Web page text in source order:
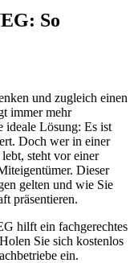
So
und zugleich einen
immer mehr
ideale Lösung: Es ist
Doch wer in einer
steht vor einer
Dieser
gelten und wie Sie
präsentieren.
hilft ein fachgerechtes
Sie sich kostenlos
ein.